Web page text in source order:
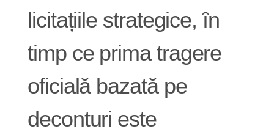
licitațiile strategice, în
timp ce prima tragere
oficială bazată pe
deconturi este